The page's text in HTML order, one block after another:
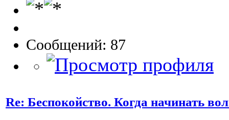
Сообщений: 87
Re: Беспокойство. Когда начинать